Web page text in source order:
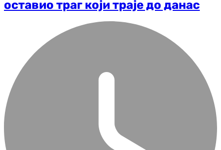
оставио траг који траје до данас